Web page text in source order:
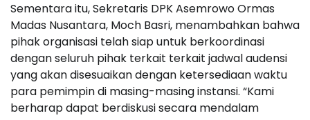
Sementara itu, Sekretaris DPK Asemrowo Ormas
Madas Nusantara, Moch Basri, menambahkan bahwa
pihak organisasi telah siap untuk berkoordinasi
dengan seluruh pihak terkait terkait jadwal audensi
yang akan disesuaikan dengan ketersediaan waktu
para pemimpin di masing-masing instansi. “Kami
berharap dapat berdiskusi secara mendalam